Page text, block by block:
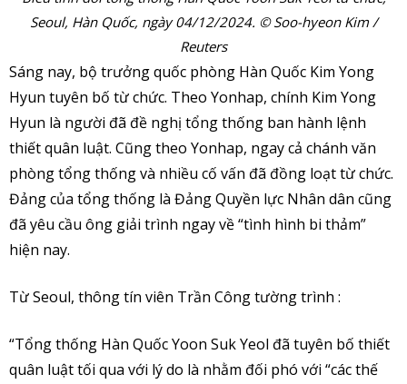
Seoul, Hàn Quốc, ngày 04/12/2024. © Soo-hyeon Kim /
Reuters
Sáng nay, bộ trưởng quốc phòng Hàn Quốc Kim Yong
Hyun tuyên bố từ chức. Theo Yonhap, chính Kim Yong
Hyun là người đã đề nghị tổng thống ban hành lệnh
thiết quân luật. Cũng theo Yonhap, ngay cả chánh văn
phòng tổng thống và nhiều cố vấn đã đồng loạt từ chức.
Đảng của tổng thống là Đảng Quyền lực Nhân dân cũng
đã yêu cầu ông giải trình ngay về “tình hình bi thảm”
hiện nay.
Từ Seoul, thông tín viên Trần Công tường trình :
“Tổng thống Hàn Quốc Yoon Suk Yeol đã tuyên bố thiết
quân luật tối qua với lý do là nhằm đối phó với “các thế